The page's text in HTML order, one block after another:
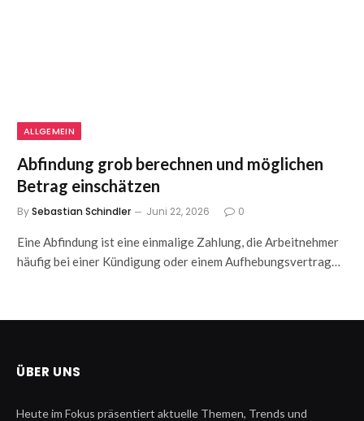
ALLGEMEIN
Abfindung grob berechnen und möglichen
Betrag einschätzen
BySebastian Schindler Juni 22, 2026 0
Eine Abfindung ist eine einmalige Zahlung, die Arbeitnehmer
häufig bei einer Kündigung oder einem Aufhebungsvertrag…
ÜBER UNS
Heute im Fokus präsentiert aktuelle Themen, Trends und